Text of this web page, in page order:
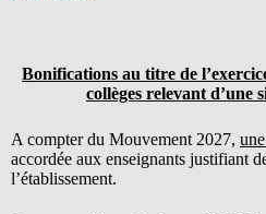
Bonifications au titre de
collèges relevant d’une
A compter du Mouvement 2027,
accordée aux enseignants justifiant
l’établissement.